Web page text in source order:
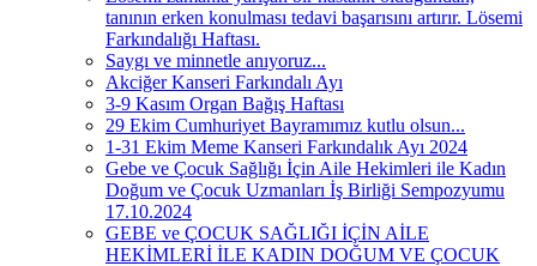
tanının erken konulması tedavi başarısını artırır. Lösemi
Farkındalığı Haftası.
Saygı ve minnetle anıyoruz...
Akciğer Kanseri Farkındalı Ayı
3-9 Kasım Organ Bağış Haftası
29 Ekim Cumhuriyet Bayramımız kutlu olsun...
1-31 Ekim Meme Kanseri Farkındalık Ayı 2024
Gebe ve Çocuk Sağlığı İçin Aile Hekimleri ile Kadın
Doğum ve Çocuk Uzmanları İş Birliği Sempozyumu
17.10.2024
GEBE ve ÇOCUK SAĞLIĞI İÇİN AİLE
HEKİMLERİ İLE KADIN DOĞUM VE ÇOCUK